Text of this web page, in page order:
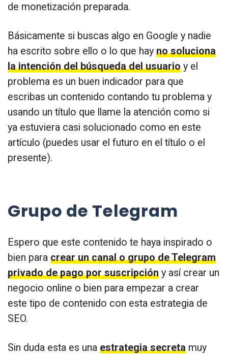
de monetización preparada.
Básicamente si buscas algo en Google y nadie
ha escrito sobre ello o lo que hay no soluciona
la intención del búsqueda del usuario y el
problema es un buen indicador para que
escribas un contenido contando tu problema y
usando un título que llame la atención como si
ya estuviera casi solucionado como en este
artículo (puedes usar el futuro en el título o el
presente).
Grupo de Telegram
Espero que este contenido te haya inspirado o
bien para crear un canal o grupo de Telegram
privado de pago por suscripción y así crear un
negocio online o bien para empezar a crear
este tipo de contenido con esta estrategia de
SEO.
Sin duda esta es una estrategia secreta muy